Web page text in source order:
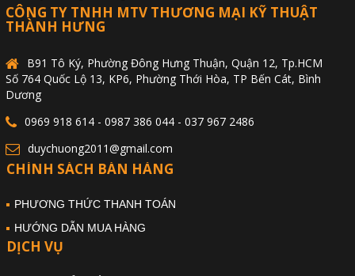
CÔNG TY TNHH MTV THƯƠNG MẠI KỸ THUẬT
THÀNH HƯNG
B91 Tô Ký, Phường Đông Hưng Thuận, Quận 12, Tp.HCM
Số 764 Quốc Lộ 13, KP6, Phường Thới Hòa, TP Bến Cát, Bình
Dương
0969 918 614 - 0987 386 044 - 037 967 2486
duychuong2011@gmail.com
CHÍNH SÁCH BÁN HÀNG
PHƯƠNG THỨC THANH TOÁN
HƯỚNG DẪN MUA HÀNG
DỊCH VỤ